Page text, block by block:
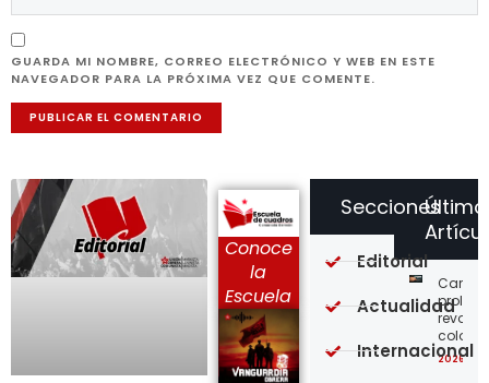
GUARDA MI NOMBRE, CORREO ELECTRÓNICO Y WEB EN ESTE
NAVEGADOR PARA LA PRÓXIMA VEZ QUE COMENTE.
Conoce
la
Escuela
Carta
2026-
Secciones
Editorial
Actualidad
Internacional